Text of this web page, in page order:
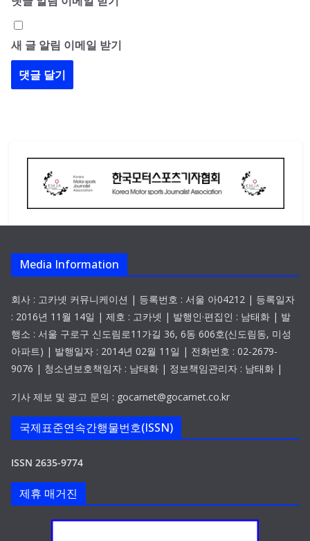
새 글 알림 이메일 받기
Media Information
회사 : 고카넷 커뮤니케이션 | 등록번호 : 서울 아04212 | 등록일자
: 2016년 11월 14일 | 제호 : 고카넷 | 발행인·편집인 : 남태화 | 발
행소 : 서울 구로구 신도림로11가길 36, 6동 606호(신도림동, 미성
아파트) | 발행일자 : 2014년 02월 11일 | 전화번호 : 02-2679-
9076 | 청소년보호책임자 : 남태화 | 정보책임관리자 : 남태화 |
기사 제보 및 광고 문의 : gocarnet@gocarnet.co.kr
국제표준연속간행물번호(ISSN)
ISSN 2635-9774
제휴 매거진